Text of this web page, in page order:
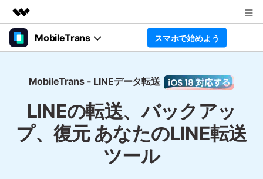
製品
ユーティリティ
ソリューション
プラン＆価格
MobileTrans スマホで始めよう
デスクトップ
スマホアプリ転送
LINE、WhatsApp、Viber、WeChatな
どのスマホアプリ をスマホからスマホ
価格（Windows）
LINE転送
MobileTrans - LINEデータ転送
LINEの転送、バックアッ
プ、復元あなたのLINE転送
ツール